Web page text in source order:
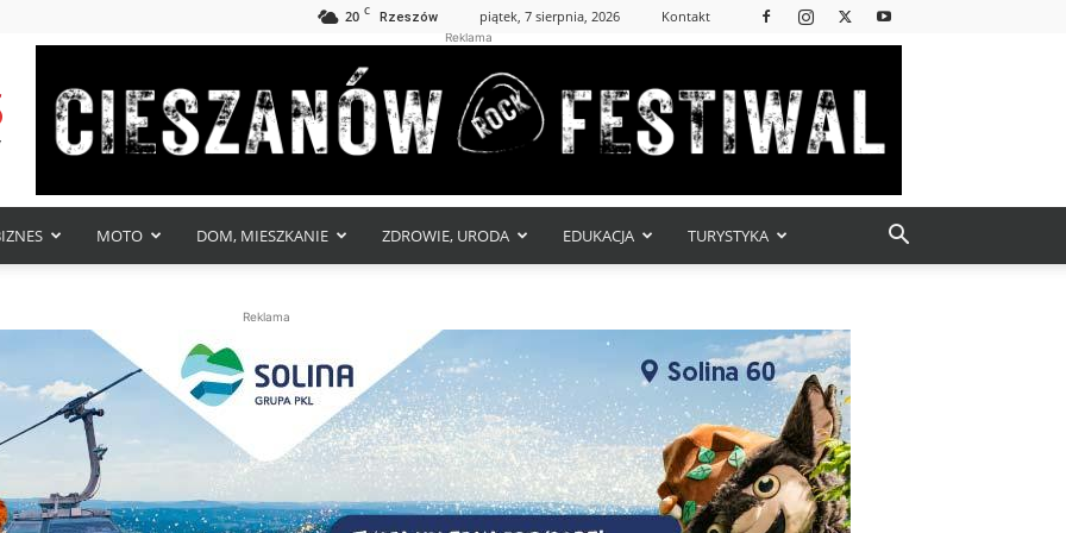
20 C Rzeszów piątek, 7 sierpnia, 2026 Kontakt
Reklama
MOTO DOM, MIESZKANIE ZDROWIE, URODA EDUKACJA TURYSTYKA
Reklama